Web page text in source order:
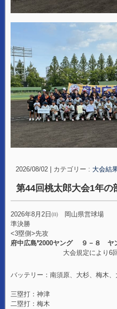
2026/08/02 | カテゴリー : 大会結
第44回桃太郎大会1年の
2026年8月2日㈰ 岡山県営球場
準決勝
<3塁側>先攻 後
府中広島❜2000ヤング ９－８ ヤ
大会規定により6回打
バッテリー：南須原、大杉、梅
三塁打：神津
二塁打：梅木